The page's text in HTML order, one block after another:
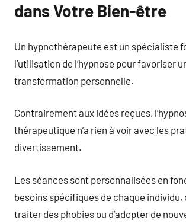
dans Votre Bien-être
Un hypnothérapeute est un spécialiste
l’utilisation de l’hypnose pour favoriser
transformation personnelle.
Contrairement aux idées reçues,
thérapeutique n’a rien à voir avec les
divertissement.
Les séances sont personnalisées en
besoins spécifiques de chaque individu,
traiter des phobies ou d’adopter de